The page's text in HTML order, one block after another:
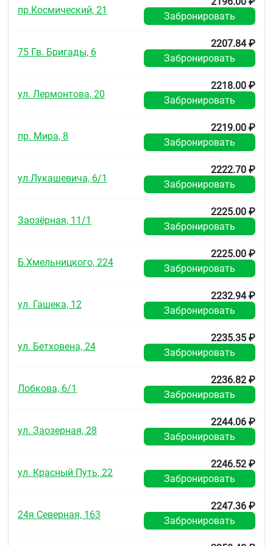
годности, указанного на упаковке.
Условия отпуска из аптек
Без рецепта.
пр.Космический, 21
Забронировать
75 Гв. Бригады, 6
2207.84 ₽
Забронировать
ул. Лермонтова, 20
2218.00 ₽
Забронировать
пр. Мира, 8
2219.00 ₽
Забронировать
ул.Лукашевича, 6/1
2222.70 ₽
Забронировать
Заозёрная, 11/1
2225.00 ₽
Забронировать
Б.Хмельницкого, 224
2225.00 ₽
Забронировать
ул. Гашека, 12
2232.94 ₽
Забронировать
ул. Бетховена, 24
2235.35 ₽
Забронировать
Лобкова, 6/1
2236.82 ₽
Забронировать
ул. Заозерная, 28
2244.06 ₽
Забронировать
ул. Красный Путь, 22
2246.52 ₽
Забронировать
24я Северная, 163
2247.36 ₽
Забронировать